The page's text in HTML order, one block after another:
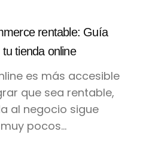
rentable: Guía
tienda online
es más accesible
que sea rentable,
al negocio sigue
pocos...